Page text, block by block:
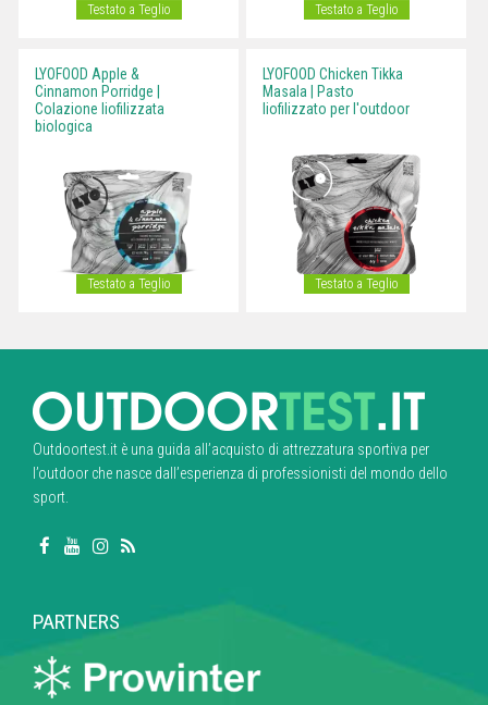
Testato a Teglio Testato a Teglio
LYOFOOD Apple &
Cinnamon Porridge |
Colazione liofilizzata
biologica
Testato a Teglio
LYOFOOD Chicken Tikka
Masala | Pasto
liofilizzato per l'outdoor
Testato a Teglio
Outdoortest.it è una guida all’acquisto di attrezzatura sportiva per
l’outdoor che nasce dall’esperienza di professionisti del mondo dello
sport.
PARTNERS